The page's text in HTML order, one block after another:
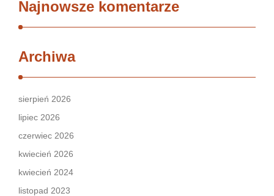
Najnowsze komentarze
Archiwa
sierpień 2026
lipiec 2026
czerwiec 2026
kwiecień 2026
kwiecień 2024
listopad 2023